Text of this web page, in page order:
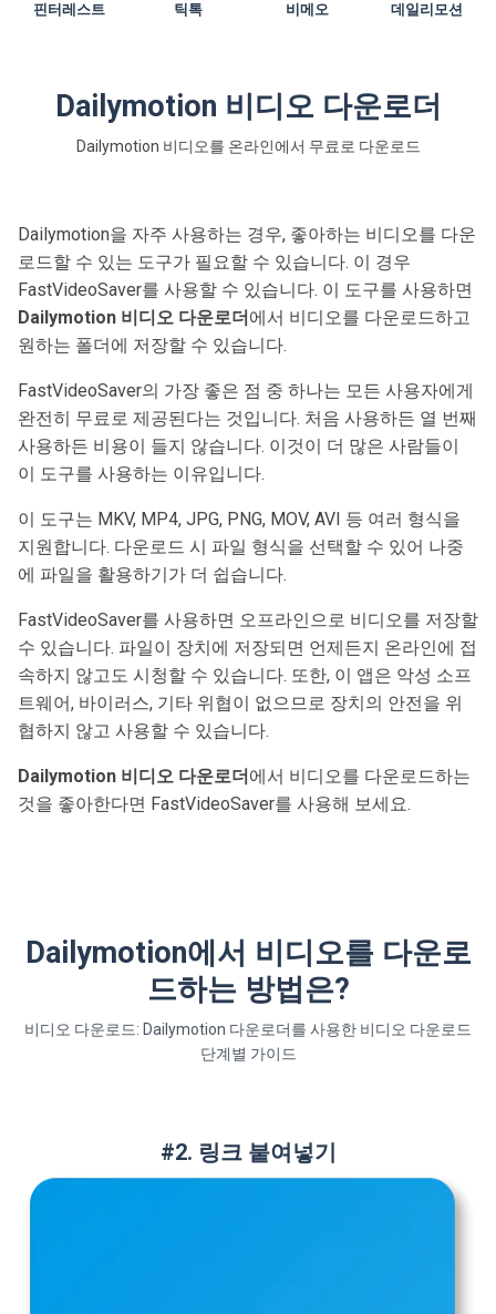
핀터레스트 틱톡 비메오 데일리모션
Dailymotion 비디오 다운로더
Dailymotion 비디오를 온라인에서 무료로 다운로드
Dailymotion을 자주 사용하는 경우, 좋아하는 비디오를 다운
로드할 수 있는 도구가 필요할 수 있습니다. 이 경우
FastVideoSaver를 사용할 수 있습니다. 이 도구를 사용하면
Dailymotion 비디오 다운로더에서 비디오를 다운로드하고
원하는 폴더에 저장할 수 있습니다.
FastVideoSaver의 가장 좋은 점 중 하나는 모든 사용자에게
완전히 무료로 제공된다는 것입니다. 처음 사용하든 열 번째
사용하든 비용이 들지 않습니다. 이것이 더 많은 사람들이
이 도구를 사용하는 이유입니다.
이 도구는 MKV, MP4, JPG, PNG, MOV, AVI 등 여러 형식을
지원합니다. 다운로드 시 파일 형식을 선택할 수 있어 나중
에 파일을 활용하기가 더 쉽습니다.
FastVideoSaver를 사용하면 오프라인으로 비디오를 저장할
수 있습니다. 파일이 장치에 저장되면 언제든지 온라인에 접
속하지 않고도 시청할 수 있습니다. 또한, 이 앱은 악성 소프
트웨어, 바이러스, 기타 위협이 없으므로 장치의 안전을 위
협하지 않고 사용할 수 있습니다.
Dailymotion 비디오 다운로더에서 비디오를 다운로드하는
것을 좋아한다면 FastVideoSaver를 사용해 보세요.
Dailymotion에서 비디오를 다운로
드하는 방법은?
비디오 다운로드: Dailymotion 다운로더를 사용한 비디오 다운로드
단계별 가이드
#2. 링크 붙여넣기